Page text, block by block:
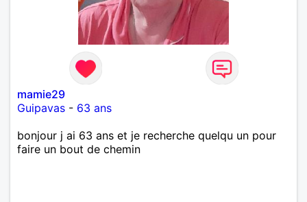
mamie29
Guipavas - 63 ans
bonjour j ai 63 ans et je recherche quelqu un pour
faire un bout de chemin